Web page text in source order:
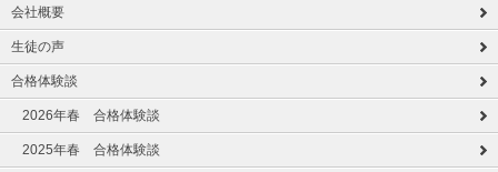
会社概要
生徒の声
合格体験談
2026年春 合格体験談
2025年春 合格体験談